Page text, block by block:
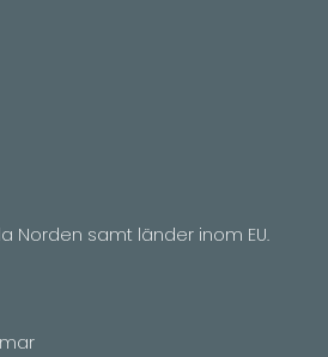
Norden samt länder inom EU.